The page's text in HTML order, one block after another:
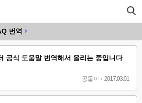
번역
공식 도움말 번역해서 올리는 중입니다
공돌이 › 2017.03.01